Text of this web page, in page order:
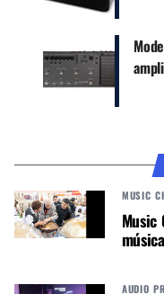
formato
apresentações
com 100 watts, é
mais headroom e
maiores.
MUSIC
Music
música
AUDIO